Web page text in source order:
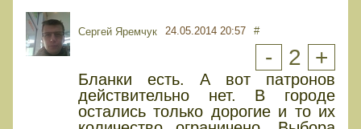
Сергей Яремчук 24.05.2014 20:57 #
- 2 +
Бланки есть. А вот патронов
действительно нет. В городе
остались только дорогие и то их